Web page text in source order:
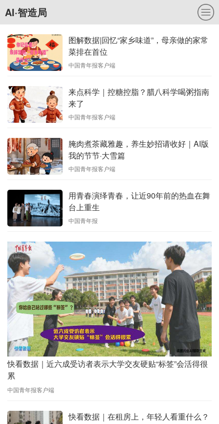
AI·智造局
图解数据|回忆“家乡味道”，母亲做的家常
菜排在首位
中国青年报客户端
来点科学｜控糖控脂？腊八科学喝粥指南
来了
中国青年报客户端
腌肉煮茶藏雅趣，养生妙招请收好｜AI版
我的节节·大雪篇
中国青年报客户端
用青春演绎青春，让近90年前的热血在舞
台上重生
中国青年报
快看数据｜近六成受访者表示大学交友硬贴“标签”会活得很
累
中国青年报客户端
快看数据｜在租房上，年轻人看重什么？